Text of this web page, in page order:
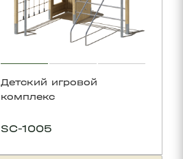
Детский игровой
комплекс
SC-1005